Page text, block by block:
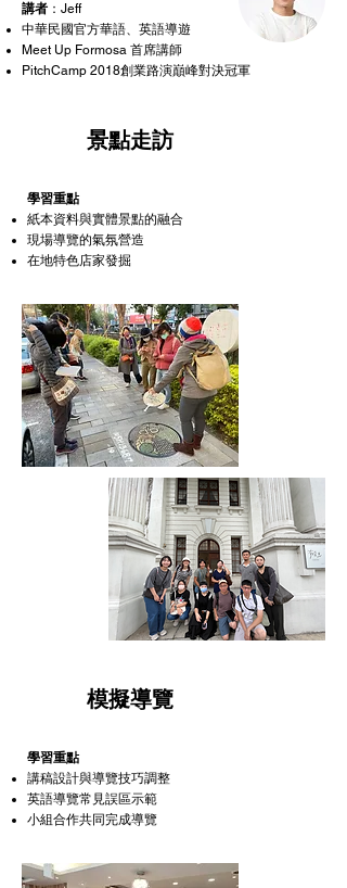
講者 ：Jeff
​中華民國官方華語、英語導遊
​Meet Up Formosa 首席講師
PitchCamp 2018創業路演巔峰對決冠軍
景點走訪
學習重點
紙本資料與實體景點的融合
現場導覽的氣氛營造
在地特色店家發掘
模擬導覽
學習重點
講稿設計與導覽技巧調整
英語導覽常見誤區示範
小組合作共同完成導覽